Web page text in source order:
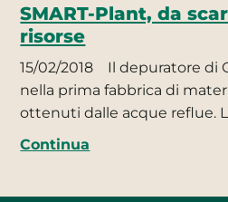
SMART-Plant, da
risorse
15/02/2018
Il depuratore di
nella prima fabbrica di
ottenuti dalle acque reflue.
Continua